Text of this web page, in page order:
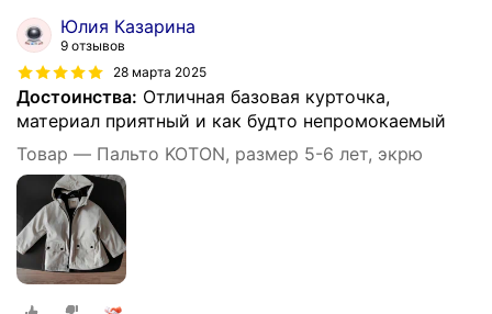
Юлия Казарина
9 отзывов
28 марта 2025
Достоинства: Отличная базовая курточка,
материал приятный и как будто непромокаемый
Товар — Пальто KOTON, размер 5-6 лет, экрю